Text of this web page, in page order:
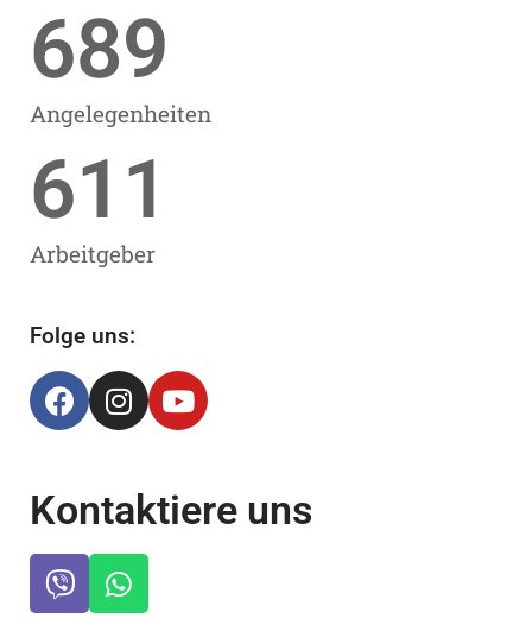
689
Angelegenheiten
611
Arbeitgeber
Folge uns:
Kontaktiere uns